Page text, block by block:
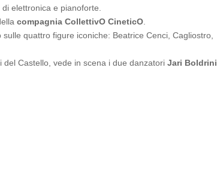
di elettronica e pianoforte.
compagnia CollettivO CineticO
quattro figure iconiche: Beatrice Cenci, Cagliostro,
del Castello, vede in scena i due danzatoriJari Boldrini